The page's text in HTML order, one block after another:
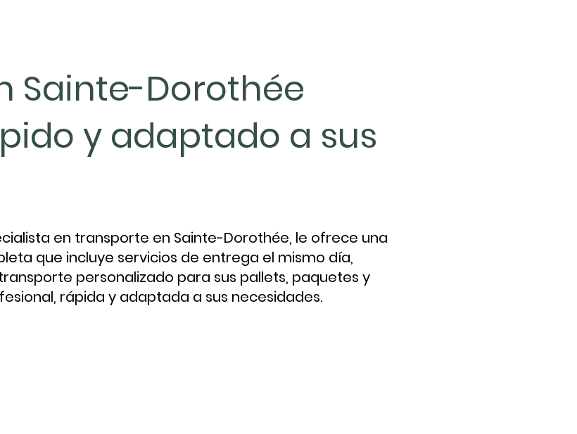
Sainte-Dorothée
y adaptado a sus
en transporte en Sainte-Dorothée, le ofrece una
que incluye servicios de entrega el mismo día,
personalizado para sus pallets, paquetes y
rápida y adaptada a sus necesidades.